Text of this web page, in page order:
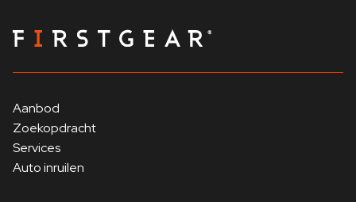
Aanbod
Zoekopdracht
Services
Auto inruilen